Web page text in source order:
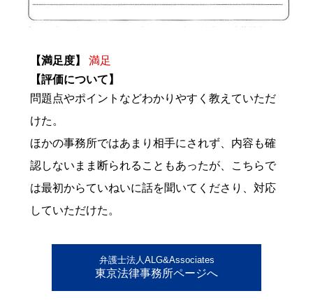
【満足度】
満足
【評価について】
問題点やポイントなどわかりやすく教えていただ
けた。
ほかの事務所ではあまり相手にされず、内容も確
認しないまま断られることもあったが、こちらで
は最初からていねいに話を聞いてくださり、対応
していただけた。
弁護士法人ALG&Associates
東京法律事務所ページへ